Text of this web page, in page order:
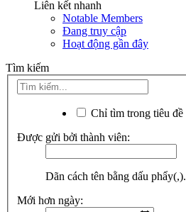
Liên kết nhanh
Notable Members
Đang truy cập
Hoạt động gần đây
Tìm kiếm
Chỉ tìm trong tiêu đề
Được gửi bởi thành viên:
Dãn cách tên bằng dấu phẩy(,).
Mới hơn ngày: